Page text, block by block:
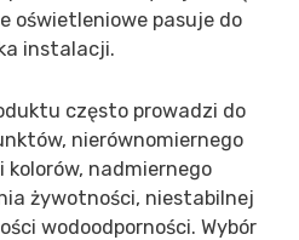
oświetleniowe pasuje do
instalacji.
często prowadzi do
nierównomiernego
kolorów, nadmiernego
żywotności, niestabilnej
wodoodporności. Wybór